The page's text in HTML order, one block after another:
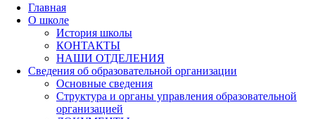
Главная
О школе
История школы
КОНТАКТЫ
НАШИ ОТДЕЛЕНИЯ
Сведения об образовательной организации
Основные сведения
Структура и органы управления образовательной
организацией